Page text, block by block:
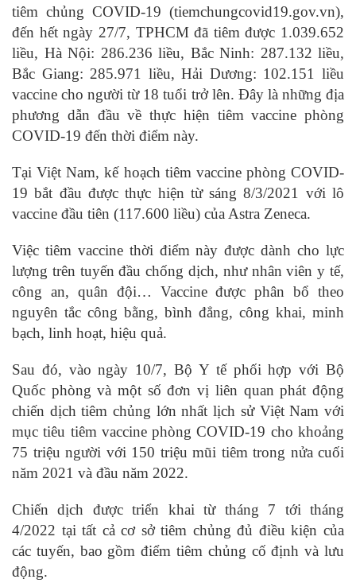
tiêm chủng COVID-19 (tiemchungcovid19.gov.vn),
đến hết ngày 27/7, TPHCM đã tiêm được 1.039.652
liều, Hà Nội: 286.236 liều, Bắc Ninh: 287.132 liều,
Bắc Giang: 285.971 liều, Hải Dương: 102.151 liều
vaccine cho người từ 18 tuổi trở lên. Đây là những địa
phương dẫn đầu về thực hiện tiêm vaccine phòng
COVID-19 đến thời điểm này.
Tại Việt Nam, kế hoạch tiêm vaccine phòng COVID-
19 bắt đầu được thực hiện từ sáng 8/3/2021 với lô
vaccine đầu tiên (117.600 liều) của Astra Zeneca.
Việc tiêm vaccine thời điểm này được dành cho lực
lượng trên tuyến đầu chống dịch, như nhân viên y tế,
công an, quân đội… Vaccine được phân bổ theo
nguyên tắc công bằng, bình đẳng, công khai, minh
bạch, linh hoạt, hiệu quả.
Sau đó, vào ngày 10/7, Bộ Y tế phối hợp với Bộ
Quốc phòng và một số đơn vị liên quan phát động
chiến dịch tiêm chủng lớn nhất lịch sử Việt Nam với
mục tiêu tiêm vaccine phòng COVID-19 cho khoảng
75 triệu người với 150 triệu mũi tiêm trong nửa cuối
năm 2021 và đầu năm 2022.
Chiến dịch được triển khai từ tháng 7 tới tháng
4/2022 tại tất cả cơ sở tiêm chủng đủ điều kiện của
các tuyến, bao gồm điểm tiêm chủng cố định và lưu
động.